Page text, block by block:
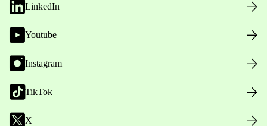
LinkedIn
Youtube
Instagram
TikTok
X